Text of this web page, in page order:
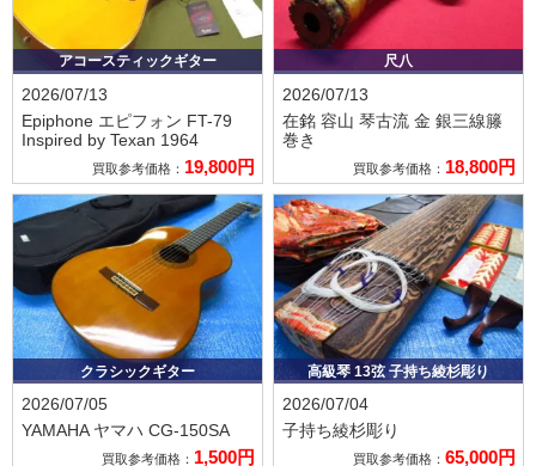
アコースティックギター
2026/07/13
Epiphone エピフォン FT-79
Inspired by Texan 1964
買取参考価格： 19,800円
尺八
2026/07/13
在銘 容山 琴古流 金 銀三線籐
巻き
買取参考価格： 18,800円
クラシックギター
2026/07/05
YAMAHA ヤマハ CG-150SA
買取参考価格： 1,500円
高級琴 13弦 子持ち綾杉彫り
2026/07/04
子持ち綾杉彫り
買取参考価格：65,000円